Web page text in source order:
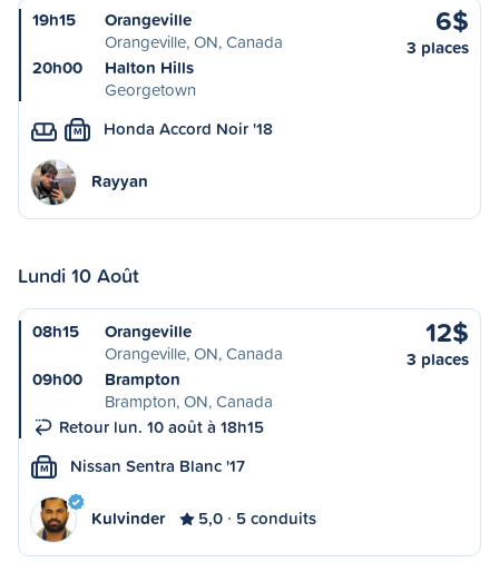
19h15
Orangeville
Orangeville, ON, Canada
20h00
Halton Hills
Georgetown
6$
3 places
M Honda Accord Noir '18
Rayyan
Lundi 10 Août
08h15
Orangeville
Orangeville, ON, Canada
09h00
Brampton
Brampton, ON, Canada
Retour lun. 10 août à 18h15
12$
3 places
M Nissan Sentra Blanc '17
Kulvinder 5,0 5 conduits